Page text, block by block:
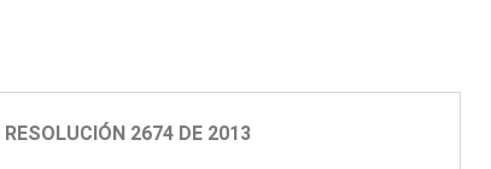
RESOLUCIÓN 2674 DE 2013